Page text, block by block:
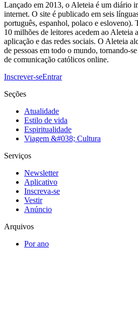
Lançado em 2013, o Aleteia é um diário
internet. O site é publicado em seis
português, espanhol, polaco e esloveno).
10 milhões de leitores acedem ao Aleteia
aplicação e das redes sociais. O Aleteia
de pessoas em todo o mundo, tornando-
de comunicação católicos online.
Inscrever-seEntrar
Seções
Atualidade
Estilo de vida
Espiritualidade
Viagem &#038; Cultura
Serviços
Newsletter
Aplicativo
Inscreva-se
Vestir
Anúncio
Arquivos
Por ano